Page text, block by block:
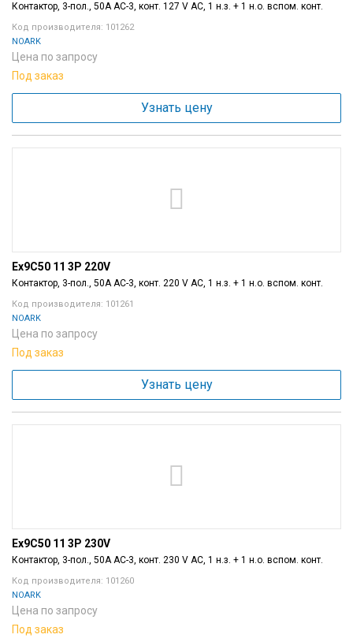
Контактор, 3-пол., 50A AC-3, конт. 127 V AC, 1 н.з. + 1 н.о. вспом. конт.
Код производителя: 101262
NOARK
Цена по запросу
Под заказ
Узнать цену
Ex9C50 11 3P 220V
Контактор, 3-пол., 50A AC-3, конт. 220 V AC, 1 н.з. + 1 н.о. вспом. конт.
Код производителя: 101261
NOARK
Цена по запросу
Под заказ
Узнать цену
Ex9C50 11 3P 230V
Контактор, 3-пол., 50A AC-3, конт. 230 V AC, 1 н.з. + 1 н.о. вспом. конт.
Код производителя: 101260
NOARK
Цена по запросу
Под заказ